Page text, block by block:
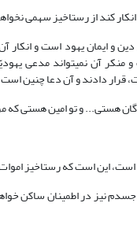
کند از رستاخیز سهمی نخواهد
قرار دادند و آن دعا چنین
و تو امین هستی که
این است که رستاخیز
جسدم نیز در اطمینان ساکن